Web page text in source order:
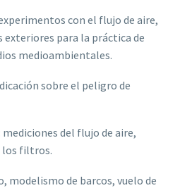
con el flujo de aire,
exteriores para la práctica de
medioambientales.
sobre el peligro de
del flujo de aire,
los filtros.
modelismo de barcos, vuelo de